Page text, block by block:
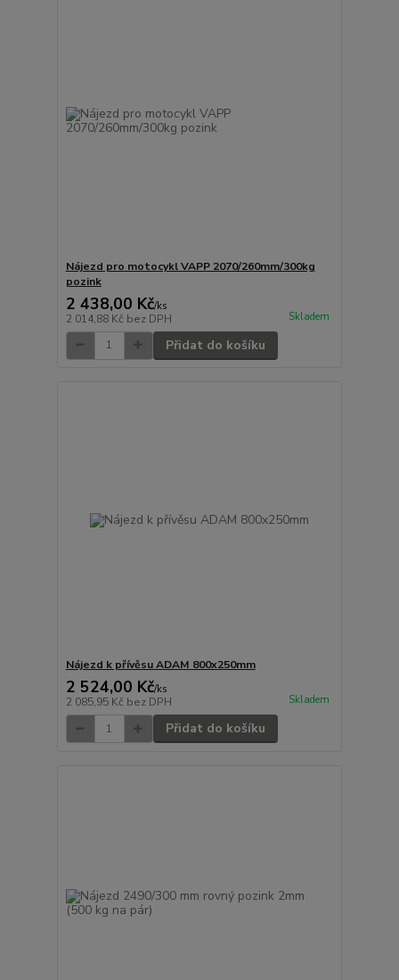
Nájezd pro motocykl VAPP 2070/260mm/300kg
pozink
2 438,00 Kč/ks
2 014,88 Kč bez DPH Skladem
Přidat do košíku
Nájezd k přívěsu ADAM 800x250mm
2 524,00 Kč/ks
2 085,95 Kč bez DPH Skladem
Přidat do košíku